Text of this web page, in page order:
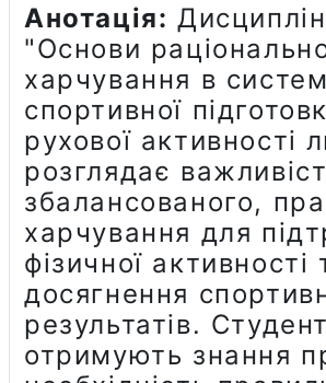
Анотація:
"Основи
харчування в
спортивної
рухової активності
розглядає
збалансованого,
харчування для
фізичної активності
досягнення
результатів.
отримують знання